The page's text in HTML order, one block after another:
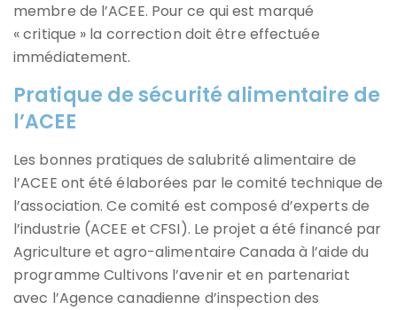
membre de l’ACEE. Pour ce qui est marqué
« critique » la correction doit être effectuée
immédiatement.
Pratique de sécurité alimentaire de
l’ACEE
Les bonnes pratiques de salubrité alimentaire de
l’ACEE ont été élaborées par le comité technique de
l’association. Ce comité est composé d’experts de
l’industrie (ACEE et CFSI). Le projet a été financé par
Agriculture et agro-alimentaire Canada à l’aide du
programme Cultivons l’avenir et en partenariat
avec l’Agence canadienne d’inspection des